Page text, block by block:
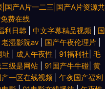
国产A片一二三|国产A片资源共
费在线
利日韩 中文字幕精品视频
国
老湿影院av 国产午夜伦理片
址 成人午夜性 91福利社 毛
级是网站 91国产牛牛碰 黄
产一区在线视频
午夜国产福利